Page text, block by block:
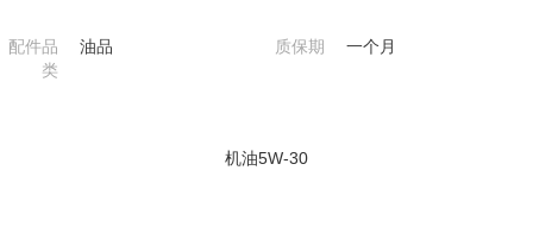
配件品
类
油品 质保期 一个月
机油5W-30